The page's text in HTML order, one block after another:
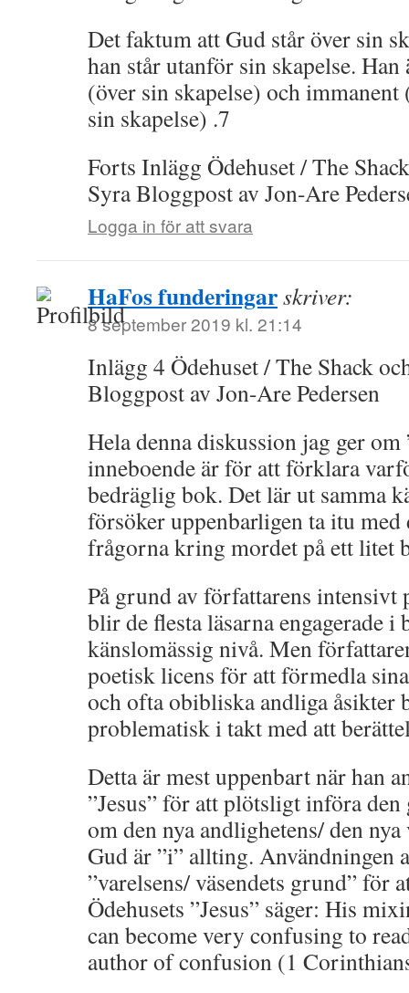
Det faktum att Gud står över sin
han står utanför sin skapelse. Han
(över sin skapelse) och
sin skapelse) .7
Forts Inlägg Ödehuset / The
Syra Bloggpost av Jon-Are
Logga in för att svara
HaFos funderingarskriver:
8 september 2019 kl. 21:14
Inlägg 4 Ödehuset / The Shack
Bloggpost av Jon-Are Pedersen
Hela denna diskussion jag ger
inneboende är för att förklara
bedräglig bok. Det lär ut samma
försöker uppenbarligen ta itu
frågorna kring mordet på ett litet
På grund av författarens
blir de flesta läsarna engagerade i
känslomässig nivå. Men
poetisk licens för att förmedla
och ofta obibliska andliga åsikter
problematisk i takt med att
Detta är mest uppenbart när han
”Jesus” för att plötsligt införa
om den nya andlighetens/ den
Gud är ”i” allting. Användningen
”varelsens/ väsendets grund” för
Ödehusets ”Jesus” säger: His
can become very confusing to
author of confusion (1